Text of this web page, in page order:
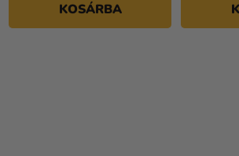
KOSÁRBA